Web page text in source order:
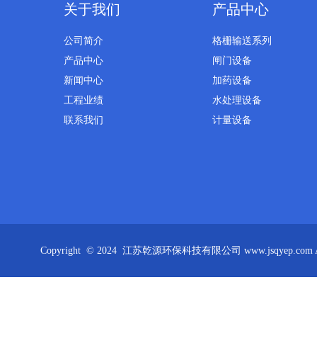
关于我们
公司简介
产品中心
新闻中心
工程业绩
联系我们
产品中心
格栅输送系列
闸门设备
加药设备
水处理设备
计量设备
Copyright © 2024 江苏乾源环保科技有限公司